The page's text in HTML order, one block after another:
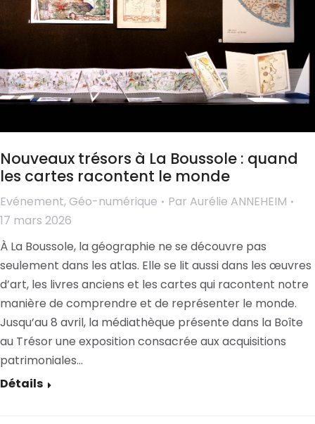
Nouveaux trésors à La Boussole : quand
les cartes racontent le monde
Evénement, Géo-numérique Par Aurélie ANNEHEIM
17 mars 2026
À La Boussole, la géographie ne se découvre pas
seulement dans les atlas. Elle se lit aussi dans les œuvres
d’art, les livres anciens et les cartes qui racontent notre
manière de comprendre et de représenter le monde.
Jusqu’au 8 avril, la médiathèque présente dans la Boîte
au Trésor une exposition consacrée aux acquisitions
patrimoniales…
Détails